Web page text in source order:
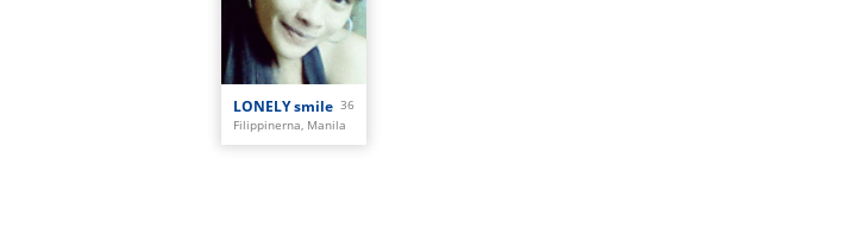
LONELY smile 36
Filippinerna, Manila